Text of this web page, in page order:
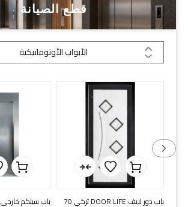
قطع الصيانة
الأبواب الأوتوماتيكية
باب دور لايف DOOR LIFE تركي 70
باب سيلكم خارجى 80 سم يمين